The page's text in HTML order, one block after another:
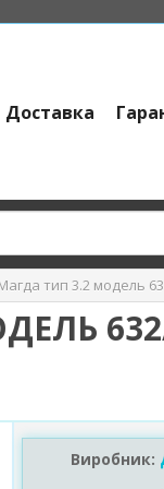
Доставка
Магда тип 3.2 модель
Виробник: